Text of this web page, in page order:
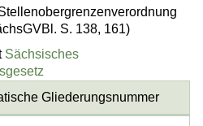
S. 138, 161)
Sächsisches
Gliederungsnummer